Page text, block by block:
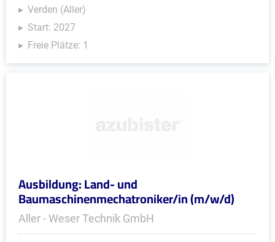
Verden (Aller)
Start: 2027
Freie Plätze: 1
Ausbildung: Land- und
Baumaschinenmechatroniker/in (m/w/d)
Aller - Weser Technik GmbH